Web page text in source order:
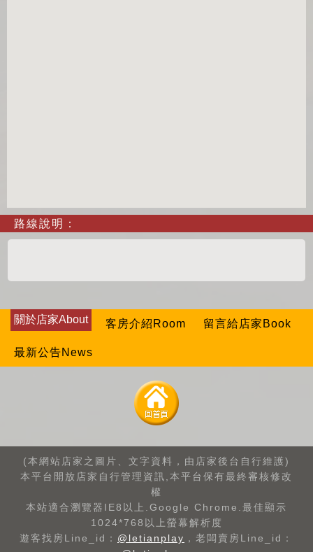
路線說明：
關於店家About 客房介紹Room 留言給店家Book
最新公告News
(本網站店家之圖片、文字資料，由店家後台自行維護)
本平台開放店家自行管理資訊,本平台保有最終審核修改
權
本站適合瀏覽器IE8以上.Google Chrome.最佳顯示
1024*768以上螢幕解析度
遊客找房Line_id： @letianplay ，老闆賣房Line_id：